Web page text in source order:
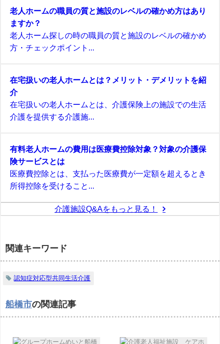
老人ホームの職員の質と施設のレベルの確かめ方はあり
ますか？
老人ホーム探しの時の職員の質と施設のレベルの確かめ
方・チェックポイント...
在宅扱いの老人ホームとは？メリット・デメリットを紹
介
在宅扱いの老人ホームとは、介護保険上の施設での生活
介護を提供する介護施...
有料老人ホームの費用は医療費控除対象？対象の介護保
険サービスとは
医療費控除とは、支払った医療費が一定額を超えるとき
所得控除を受けること...
介護施設Q&Aをもっと見る！
関連キーワード
認知症対応型共同生活介護
船橋市の関連記事